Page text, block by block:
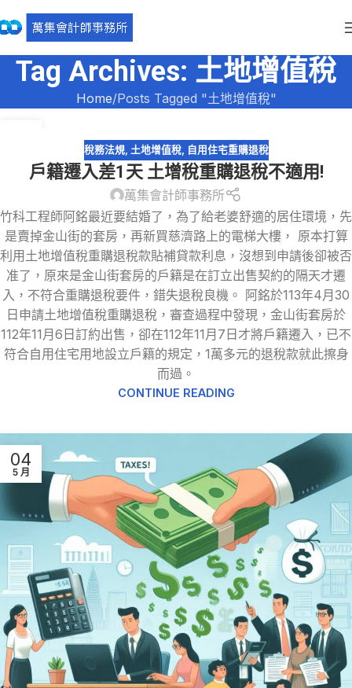
Tag Archives: 土地增值稅
Home Posts Tagged "土地增值稅"
稅務法規, 土地增值稅, 自用住宅重購退稅
戶籍遷入差1天 土增稅重購退稅不適用!
萬集會計師事務所
竹科工程師阿銘最近要結婚了，為了給老婆舒適的居住環境，先
是賣掉金山街的套房，再新買慈濟路上的電梯大樓， 原本打算
利用土地增值稅重購退稅款貼補貸款利息，沒想到申請後卻被否
准了，原來是金山街套房的戶籍是在訂立出售契約的隔天才遷
入，不符合重購退稅要件，錯失退稅良機。 阿銘於113年4月30
日申請土地增值稅重購退稅，審查過程中發現，金山街套房於
112年11月6日訂約出售，卻在112年11月7日才將戶籍遷入，已不
符合自用住宅用地設立戶籍的規定，1萬多元的退稅款就此擦身
而過。
CONTINUE READING
04
5 月